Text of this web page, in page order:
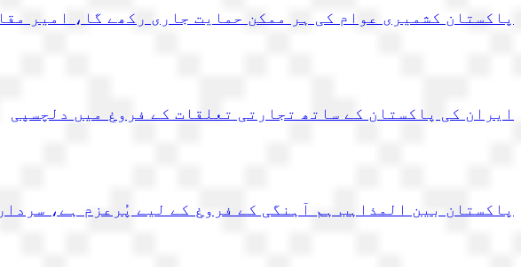
پاکستان کشمیری عوام کی ہر ممکن حمایت جاری رکھے گا، امیر
ایران کی پاکستان کے ساتھ تجارتی تعلقات کے فروغ میں دلچسپی
پاکستان بین المذاہب ہم آہنگی کے فروغ کے لیے پُرعزم ہے،